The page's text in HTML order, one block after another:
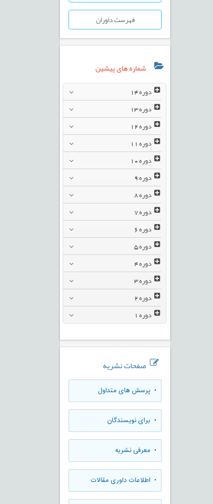
فهرست داوران
شماره های پیشین
دوره
دوره
دوره
دوره
دوره
دوره
دوره
دوره
دوره
دوره
دوره
دوره
دوره
دوره
صفحات نشریه
• پرسش های متداول
• برای نویسندگان
• معرفی نشریه
• اطلاعات داوری مقالات